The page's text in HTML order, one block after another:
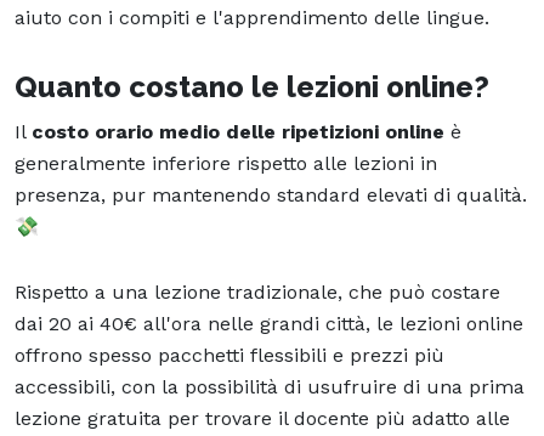
aiuto con i compiti e l'apprendimento delle lingue.
Quanto costano le lezioni online?
Il costo orario medio delle ripetizioni online è
generalmente inferiore rispetto alle lezioni in
presenza, pur mantenendo standard elevati di qualità.
💸
Rispetto a una lezione tradizionale, che può costare
dai 20 ai 40€ all'ora nelle grandi città, le lezioni online
offrono spesso pacchetti flessibili e prezzi più
accessibili, con la possibilità di usufruire di una prima
lezione gratuita per trovare il docente più adatto alle